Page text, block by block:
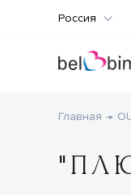
Россия
Главная